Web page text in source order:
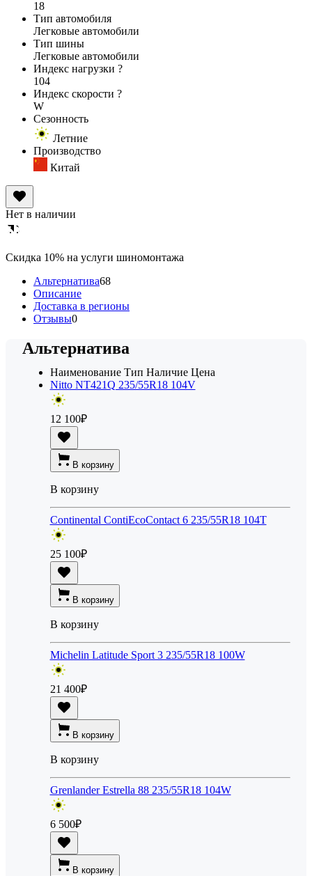
18
Тип автомобиля
Легковые автомобили
Тип шины
Легковые автомобили
Индекс нагрузки ?
104
Индекс скорости ?
W
Сезонность
Летние
Производство
Китай
Нет в наличии
Cкидка 10% на услуги шиномонтажа
Альтернатива68
Описание
Доставка в регионы
Отзывы0
Альтернатива
Наименование Тип Наличие Цена
Nitto NT421Q 235/55R18 104V
12 100₽
В корзину
В корзину
Continental ContiEcoContact 6 235/55R18 104T
25 100₽
В корзину
В корзину
Michelin Latitude Sport 3 235/55R18 100W
21 400₽
В корзину
В корзину
Grenlander Estrella 88 235/55R18 104W
6 500₽
В корзину